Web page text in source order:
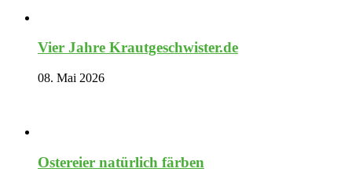
Vier Jahre Krautgeschwister.de
08. Mai 2026
Ostereier natürlich färben